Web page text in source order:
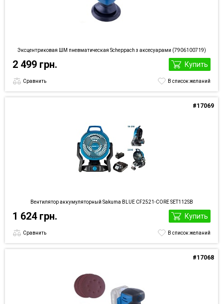
Эксцентриковая ШМ пневматическая Scheppach з аксесуарами (7906100719)
2 499 грн. Купить
Сравнить В список желаний
Вентилятор аккумуляторный Sakuma BLUE CF2521-CORE SET112SB
#17069
1 624 грн. Купить
Сравнить В список желаний
#17068